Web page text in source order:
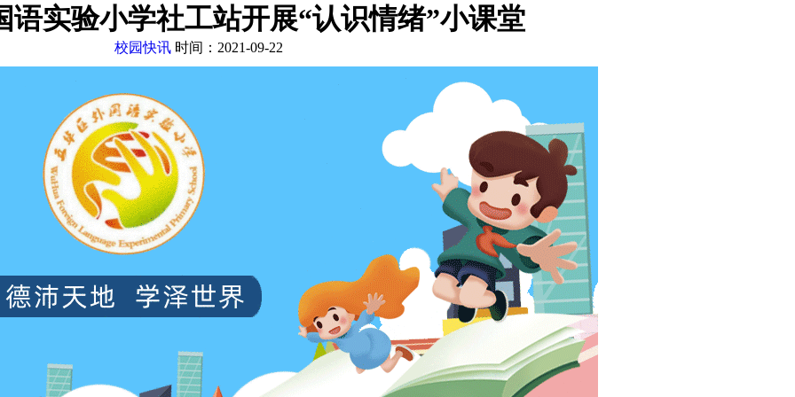
语实验小学社工站开展“认识情绪”小课堂
校园快讯 时间：2021-09-22